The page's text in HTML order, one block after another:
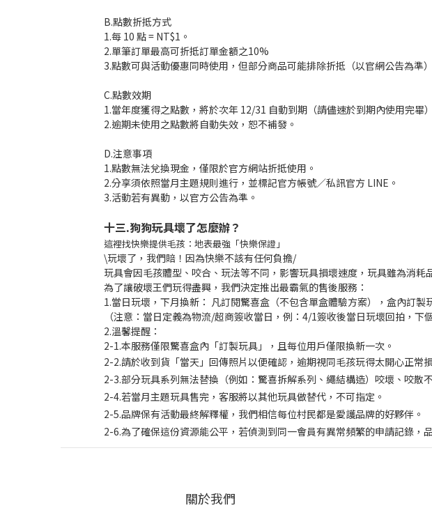
B.點數折抵方式
1.每 10 點 = NT$1。
2.單筆訂單最高可折抵訂單金額之10%
3.點數可與活動優惠同時使用，但部分商品可能排除折抵（以官網公告為準
C.點數效期
1.當年度獲得之點數，將於次年 12/31 自動到期（請儘速於到期內使用完畢
2.逾期未使用之點數將自動失效，恕不補發。
D.注意事項
1.點數無法兌換現金，僅限於官方網站折抵使用。
2.分享須依照當月主題規則進行，並標記官方帳號／私訊官方 LINE。
3.活動若有異動，以官方公告為準。
十三.狗狗玩具壞了怎麼辦？
這裡找快樂提供毛孩：地表最強「快樂保證」
\玩壞了，我們賠！因為快樂不該有任何負擔/
玩具會因毛孩體型、咬合、玩法等不同，影響玩具損壞速度，玩具雖為消
為了讓破壞王們玩得盡興，我們決定推出最霸氣的售後服務：
1.當日玩壞，下月換新： 凡訂閱驚喜盒（不包含單盒體驗方案），盒內訂
（注意：當日定義為物流/超商簽收當日，例：4/1簽收後當日玩壞回拍，
2.溫馨提醒：
2-1.本服務僅限驚喜盒內「訂製玩具」，且每位用戶僅限換新一次。
2-2.請於收到貨「當天」回傳照片以便確認，逾期視同毛孩玩得太開心正常
2-3.部分玩具系列無法替換（例如：驚喜拆解系列、繩結構造）咬壞、咬散
2-4.若當月主題玩具售完，客服將以其他玩具做替代，不可指定。
2-5.品牌保有活動最終解釋權，我們相信每位村民都是愛護品牌的好夥伴。
2-6.為了確保這份資源能公平，若偵測到同一會員有異常頻繁的申請記錄，
關於我們